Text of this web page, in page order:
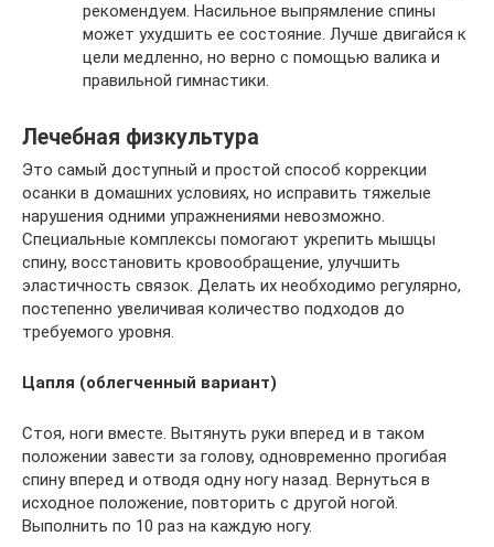
рекомендуем. Насильное выпрямление спины
может ухудшить ее состояние. Лучше двигайся к
цели медленно, но верно с помощью валика и
правильной гимнастики.
Лечебная физкультура
Это самый доступный и простой способ коррекции
осанки в домашних условиях, но исправить тяжелые
нарушения одними упражнениями невозможно.
Специальные комплексы помогают укрепить мышцы
спину, восстановить кровообращение, улучшить
эластичность связок. Делать их необходимо регулярно,
постепенно увеличивая количество подходов до
требуемого уровня.
Цапля (облегченный вариант)
Стоя, ноги вместе. Вытянуть руки вперед и в таком
положении завести за голову, одновременно прогибая
спину вперед и отводя одну ногу назад. Вернуться в
исходное положение, повторить с другой ногой.
Выполнить по 10 раз на каждую ногу.